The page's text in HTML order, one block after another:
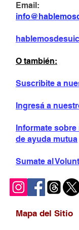
Email:
O también:
Suscribite a
Ingresá a
Informate sobre
de ayuda mutua
Sumate al
Mapa del Sitio